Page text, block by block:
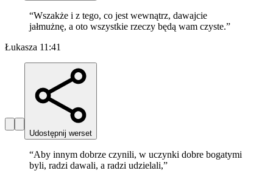
“Wszakże i z tego, co jest wewnątrz, dawajcie
jałmużnę, a oto wszystkie rzeczy będą wam czyste.”
Łukasza 11:41
Udostępnij werset
“Aby innym dobrze czynili, w uczynki dobre bogatymi
byli, radzi dawali, a radzi udzielali,”